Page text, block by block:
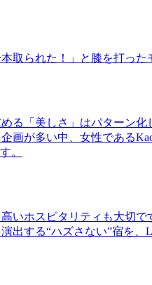
られた！」と膝を打った
る「美しさ」はパターン
が多い中、女性である
。
ホスピタリティも大切
する“ハズさない”宿を